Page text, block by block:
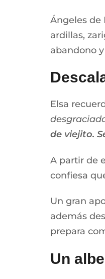
Ángeles de
ardillas,
abandono
Elsa
de viejito.
A partir de
confiesa
Un gran
además
prepara
Un